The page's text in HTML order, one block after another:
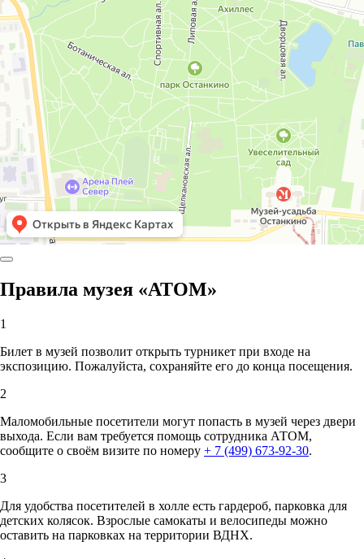
Правила музея «АТОМ»
1
Билет в музей позволит открыть турникет при входе на
экспозицию. Пожалуйста, сохраняйте его до конца посещения.
2
Маломобильные посетители могут попасть в музей через двери
выхода. Если вам требуется помощь сотрудника АТОМ,
сообщите о своём визите по номеру + 7 (499) 673-92-30.
3
Для удобства посетителей в холле есть гардероб, парковка для
детских колясок. Взрослые самокаты и велосипеды можно
оставить на парковках на территории ВДНХ.